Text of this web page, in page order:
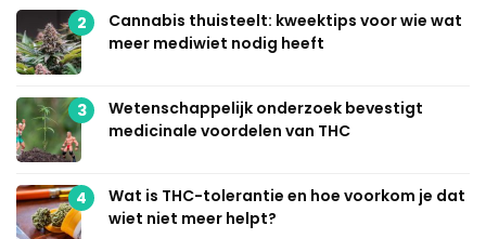
2
Cannabis thuisteelt: kweektips voor wie wat
meer mediwiet nodig heeft
3
Wetenschappelijk onderzoek bevestigt
medicinale voordelen van THC
4
Wat is THC-tolerantie en hoe voorkom je dat
wiet niet meer helpt?